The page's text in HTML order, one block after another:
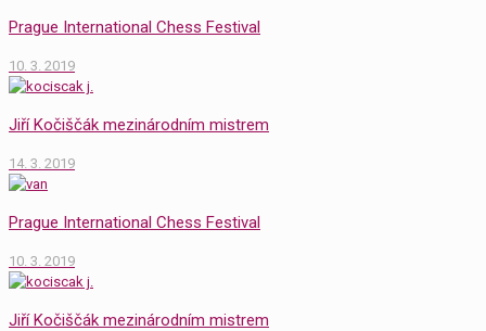
Prague International Chess Festival
10. 3. 2019
Jiří Kočiščák mezinárodním mistrem
14. 3. 2019
Prague International Chess Festival
10. 3. 2019
Jiří Kočiščák mezinárodním mistrem